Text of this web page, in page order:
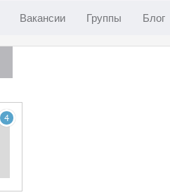
Вакансии Группы Блог
4